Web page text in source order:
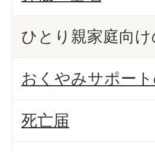
ひとり親家庭向け
おくやみサポー
死亡届